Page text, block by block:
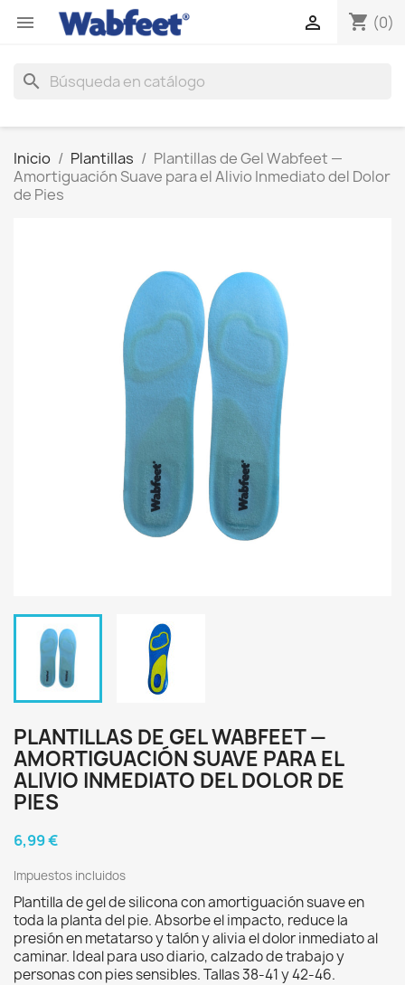
 shopping_cart (0)

search
Inicio Plantillas
Plantillas de Gel Wabfeet —
Amortiguación Suave para el Alivio Inmediato del Dolor
de Pies
PLANTILLAS DE GEL WABFEET —
AMORTIGUACIÓN SUAVE PARA EL
ALIVIO INMEDIATO DEL DOLOR DE
PIES
6,99 €
Impuestos incluidos
Plantilla de gel de silicona con amortiguación suave en
toda la planta del pie. Absorbe el impacto, reduce la
presión en metatarso y talón y alivia el dolor inmediato al
caminar. Ideal para uso diario, calzado de trabajo y
personas con pies sensibles. Tallas 38-41 y 42-46.